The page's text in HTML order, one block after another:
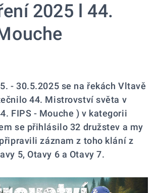
2025 l 44.
- 30.5.2025 se na řekách Vltavě
44. Mistrovství světa v
FIPS - Mouche ) v kategorii
se přihlásilo 32 družstev a my
záznam z toho klání z
5, Otavy 6 a Otavy 7.